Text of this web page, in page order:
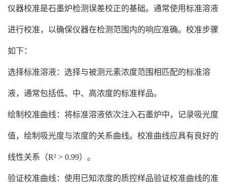
仪器校准是石墨炉检测误差校正的基础。通常使用标准溶液
进行校准，以确保仪器在检测范围内的响应准确。校准步骤
如下：
选择标准溶液：选择与被测元素浓度范围相匹配的标准溶
液，通常包括低、中、高浓度的标准样品。
绘制校准曲线：将标准溶液依次注入石墨炉中，记录吸光度
值，绘制吸光度与浓度的关系曲线。校准曲线应具有良好的
线性关系（R² > 0.99）。
验证校准曲线：使用已知浓度的质控样品验证校准曲线的准